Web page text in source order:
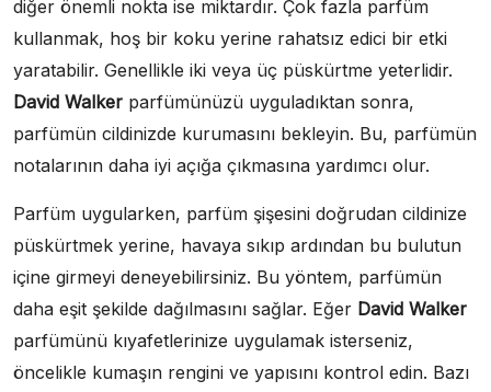
diğer önemli nokta ise miktardır. Çok fazla parfüm
kullanmak, hoş bir koku yerine rahatsız edici bir etki
yaratabilir. Genellikle iki veya üç püskürtme yeterlidir.
David Walker parfümünüzü uyguladıktan sonra,
parfümün cildinizde kurumasını bekleyin. Bu, parfümün
notalarının daha iyi açığa çıkmasına yardımcı olur.
Parfüm uygularken, parfüm şişesini doğrudan cildinize
püskürtmek yerine, havaya sıkıp ardından bu bulutun
içine girmeyi deneyebilirsiniz. Bu yöntem, parfümün
daha eşit şekilde dağılmasını sağlar. Eğer David Walker
parfümünü kıyafetlerinize uygulamak isterseniz,
öncelikle kumaşın rengini ve yapısını kontrol edin. Bazı